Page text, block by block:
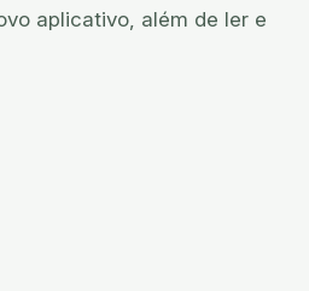
aplicativo, além de ler e